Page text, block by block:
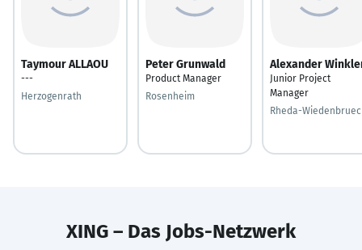
Taymour ALLAOU
---
Herzogenrath
Peter Grunwald
Product Manager
Rosenheim
Alexander
Junior Project
Manager
Rheda-
XING – Das Jobs-Netzwerk